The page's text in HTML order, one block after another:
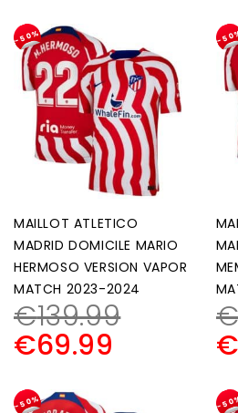
-50%
MAILLOT ATLETICO
MADRID DOMICILE MARIO
HERMOSO VERSION VAPOR
MATCH 2023-2024
€139.99
€69.99
-
€
-50% -